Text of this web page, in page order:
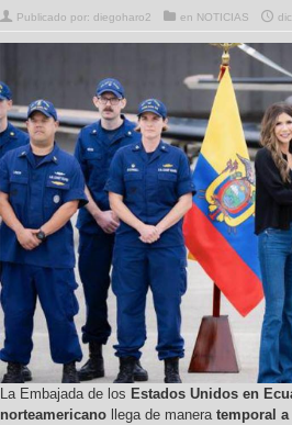
Publicado por: diegoharo2 en NOTICIAS
La Embajada de los Estados Unidos en
norteamericano llega de manera temporal a